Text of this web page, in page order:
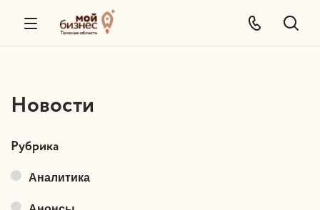
Новости
Рубрика
Аналитика